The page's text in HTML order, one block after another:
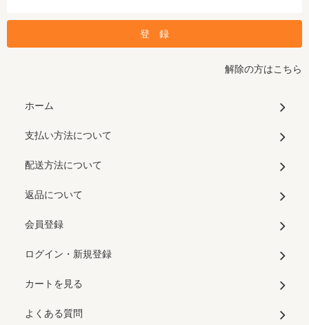
解除の方はこちら
ホーム
支払い方法について
配送方法について
返品について
会員登録
ログイン・新規登録
カートを見る
よくある質問